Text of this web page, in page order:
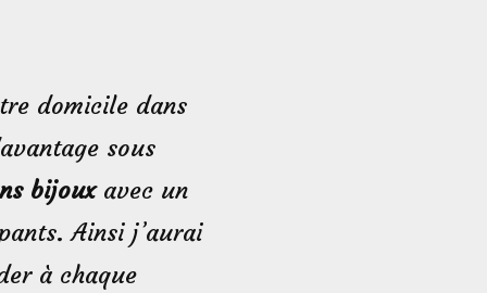
domicile dans
sous
bijouxavec un
Ainsi j’aurai
à chaque